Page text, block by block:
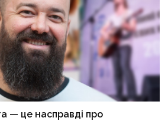
— це насправді про